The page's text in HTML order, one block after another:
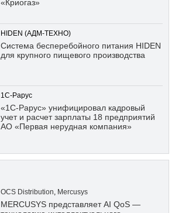
«Криогаз»
HIDEN (АДМ-ТЕХНО)
Система бесперебойного питания HIDEN
для крупного пищевого производства
1С-Рарус
«1С-Рарус» унифицировал кадровый
учет и расчет зарплаты 18 предприятий
АО «Первая нерудная компания»
OCS Distribution Mercusys
MERCUSYS представляет AI QoS —